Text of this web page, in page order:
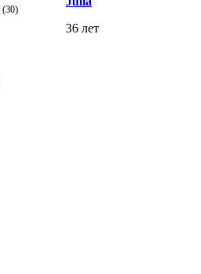
(30)
36 лет